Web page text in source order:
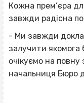
Кожна прем’єра
завжди радісна
- Ми завжди
залучити якомога
очікуємо на
начальниця Бюро